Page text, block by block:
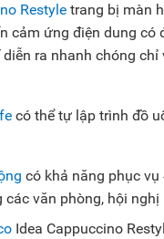
Restyle trang bị màn
cảm ứng điện dung
ra nhanh chóng chỉ
có thể tự lập trình đồ
có khả năng phục
văn phòng, hội nghị
Idea Cappuccino